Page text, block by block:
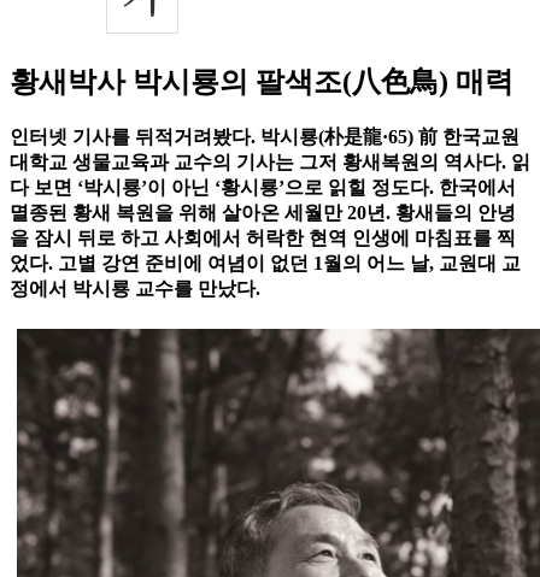
황새박사 박시룡의 팔색조(八色鳥) 매력
인터넷 기사를 뒤적거려봤다. 박시룡(朴是龍·65) 前 한국교원
대학교 생물교육과 교수의 기사는 그저 황새복원의 역사다. 읽
다 보면 ‘박시룡’이 아닌 ‘황시룡’으로 읽힐 정도다. 한국에서
멸종된 황새 복원을 위해 살아온 세월만 20년. 황새들의 안녕
을 잠시 뒤로 하고 사회에서 허락한 현역 인생에 마침표를 찍
었다. 고별 강연 준비에 여념이 없던 1월의 어느 날, 교원대 교
정에서 박시룡 교수를 만났다.